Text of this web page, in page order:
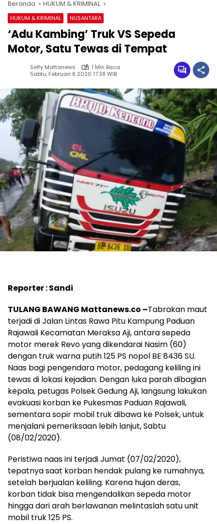
Beranda HUKUM & KRIMINAL
HUKUM & KRIMINAL NUSANTARA
‘Adu Kambing’ Truk VS Sepeda
Motor, Satu Tewas di Tempat
Selfy Mattanews
1 Min Baca
Sabtu, Februari 8 2020 17:38 WIB
Reporter : Sandi
TULANG BAWANG Mattanews.co –Tabrakan maut
terjadi di Jalan Lintas Rawa Pitu Kampung Paduan
Rajawali Kecamatan Meraksa Aji, antara sepeda
motor merek Revo yang dikendarai Nasim (60)
dengan truk warna putih 125 PS nopol BE 8436 SU.
Naas bagi pengendara motor, pedagang keliling ini
tewas di lokasi kejadian. Dengan luka parah dibagian
kepala, petugas Polsek Gedung Aji, langsung lakukan
evakuasi korban ke Pukesmas Paduan Rajawali,
sementara sopir mobil truk dibawa ke Polsek, untuk
menjalani pemeriksaan lebih lanjut, Sabtu
(08/02/2020).
Peristiwa naas ini terjadi Jumat (07/02/2020),
tepatnya saat korban hendak pulang ke rumahnya,
setelah berjualan keliling. Karena hujan deras,
korban tidak bisa mengendalikan sepeda motor
hingga dari arah berlawanan melintaslah satu unit
mobil truk 125 PS.